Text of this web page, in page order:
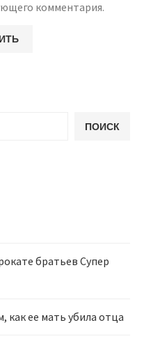
комментария.
ПОИСК
братьев Супер
как ее мать убила отца